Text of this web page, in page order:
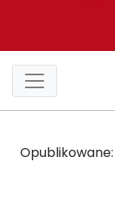
Opublikowane: